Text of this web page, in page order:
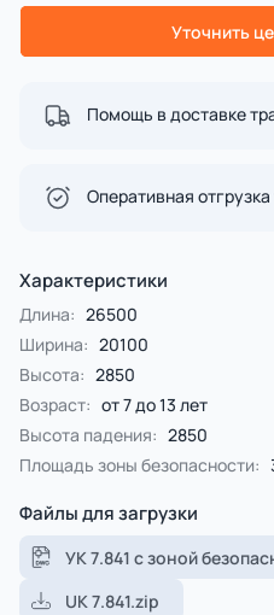
Уточнить
Помощь в доставке
Оперативная отгрузка
Характеристики
Длина: 26500
Ширина: 20100
Высота: 2850
Возраст: от 7 до 13 лет
Высота падения: 2850
Площадь зоны безопасности:
Файлы для загрузки
УК 7.841 с зоной
UK 7.841.zip